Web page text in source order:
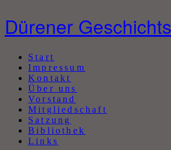
Dürener
Abbrechen
Start
Impressum
Kontakt
Über uns
Vorstand
Mitgliedschaft
Satzung
Bibliothek
Links